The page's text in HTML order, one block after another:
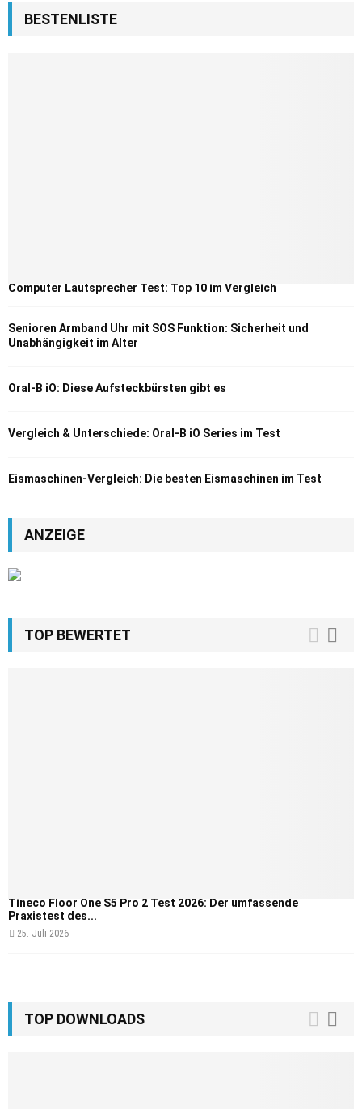
BESTENLISTE
Computer Lautsprecher Test: Top 10 im Vergleich
Senioren Armband Uhr mit SOS Funktion: Sicherheit und
Unabhängigkeit im Alter
Oral-B iO: Diese Aufsteckbürsten gibt es
Vergleich & Unterschiede: Oral-B iO Series im Test
Eismaschinen-Vergleich: Die besten Eismaschinen im Test
ANZEIGE
TOP BEWERTET
Tineco Floor One S5 Pro 2 Test 2026: Der umfassende
Praxistest des...
25. Juli 2026
TOP DOWNLOADS